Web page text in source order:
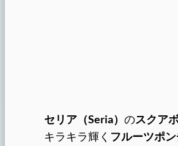
セリア （Seria） のスクア
キラキラ輝く フルーツポ